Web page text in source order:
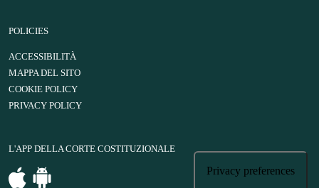
POLICIES
ACCESSIBILITÀ
MAPPA DEL SITO
COOKIE POLICY
PRIVACY POLICY
L'APP DELLA CORTE COSTITUZIONALE